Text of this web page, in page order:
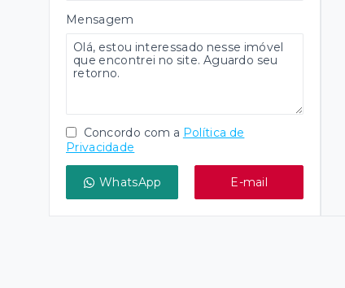
Mensagem
Concordo com a Política de
Privacidade
WhatsApp E-mail